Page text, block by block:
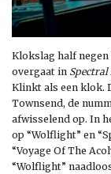
Klokslag half
overgaat in
Klinkt als een klok.
Townsend, de
afwisselend op. In
op “Wolflight” en
“Voyage Of The
“Wolflight”